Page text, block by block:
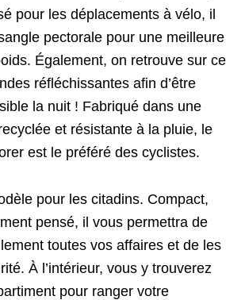
pour les déplacements à vélo, il
pectorale pour une meilleure
Également, on retrouve sur ce
réfléchissantes afin d’être
la nuit ! Fabriqué dans une
et résistante à la pluie, le
est le préféré des cyclistes.
pour les citadins. Compact,
pensé, il vous permettra de
toutes vos affaires et de les
À l’intérieur, vous y trouverez
pour ranger votre